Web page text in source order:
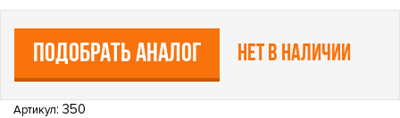
ПОДОБРАТЬ АНАЛОГ Нет в наличии
Артикул: 350